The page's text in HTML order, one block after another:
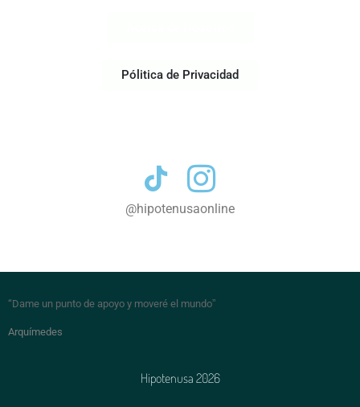
Pólitica de Privacidad
@hipotenusaonline
Hipotenusa 2026
“Dame un punto de apoyo y moveré el mundo”
Arquímedes